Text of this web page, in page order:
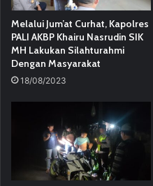
Melalui Jum’at Curhat, Kapolres
PALI AKBP Khairu Nasrudin SIK
MH Lakukan Silahturahmi
Dengan Masyarakat
18/08/2023